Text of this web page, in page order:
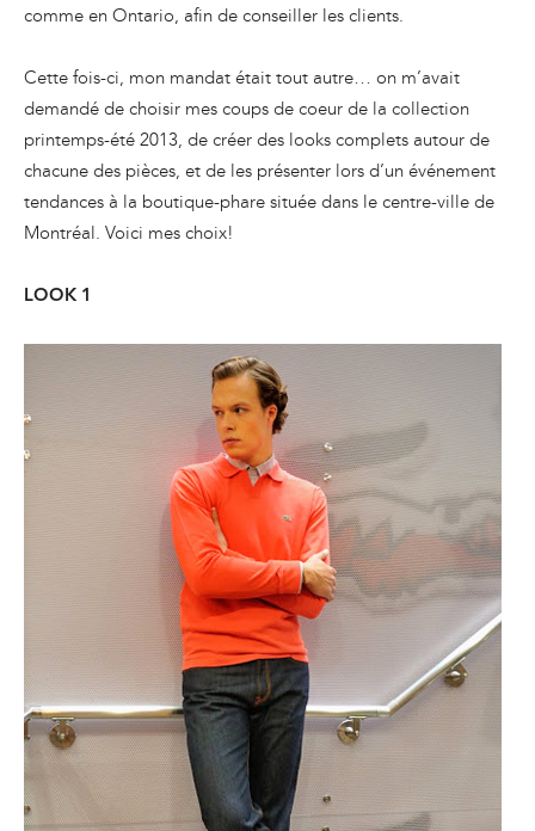
comme en Ontario, afin de conseiller les clients.
Cette fois-ci, mon mandat était tout autre… on m’avait
demandé de choisir mes coups de coeur de la collection
printemps-été 2013, de créer des looks complets autour de
chacune des pièces, et de les présenter lors d’un événement
tendances à la boutique-phare située dans le centre-ville de
Montréal. Voici mes choix!
LOOK 1